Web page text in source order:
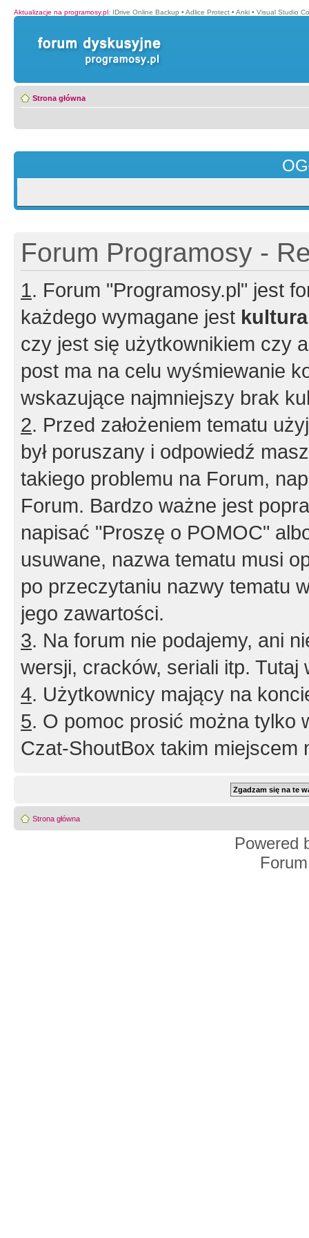
Aktualizacje na programosy.pl: IDrive Online Backup • Adlice Protect • Anki • Visual Studio
Strona główna
Forum Programosy -
1. Forum "Programosy.pl" jest
każdego wymagane jest
czy jest się użytkownikiem czy
post ma na celu wyśmiewanie
wskazujące najmniejszy brak
2. Przed założeniem tematu
był poruszany i odpowiedź
takiego problemu na Forum,
Forum. Bardzo ważne jest
napisać "Proszę o POMOC"
usuwane, nazwa tematu musi
po przeczytaniu nazwy tematu
jego zawartości.
3. Na forum nie podajemy, ani
wersji, cracków, seriali itp. Tutaj
4. Użytkownicy mający na
5. O pomoc prosić można tylko
Czat-ShoutBox takim miejscem
Strona główna
Powered